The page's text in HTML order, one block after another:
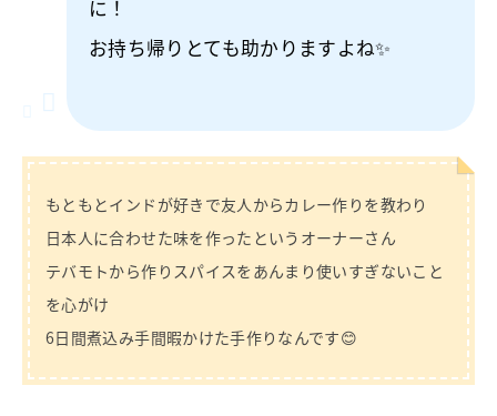
に！
お持ち帰りとても助かりますよね✨
もともとインドが好きで友人からカレー作りを教わり
日本人に合わせた味を作ったというオーナーさん
テバモトから作りスパイスをあんまり使いすぎないこと
を心がけ
6日間煮込み手間暇かけた手作りなんです😊